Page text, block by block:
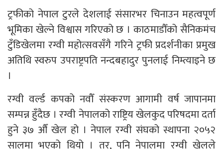
ट्रफीको नेपाल टुरले देशलाई संसारभर चिनाउन महत्वपूर्ण
भूमिका खेल्ने विश्वास गरिएको छ । काठमाडौँको सैनिकमंच
टुँडिखेलमा रग्वी महोत्सवसँगै गरिने ट्रफी प्रदर्शनीका प्रमुख
अतिथि स्वरुप उपराष्ट्रपति नन्दबहादुर पुनलाई निम्त्याइने छ
।
रग्वी वर्ल्ड कपको नवौँ संस्करण आगामी वर्ष जापानमा
सम्पन्न हुँदैछ । रग्वी नेपालको राष्ट्रिय खेलकुद परिषदमा दर्ता
हुने ३७ औँ खेल हो । नेपाल रग्वी संघको स्थापना २०५२
सालमा भएको थियो । तर, पनि नेपालमा रग्वी खेलले